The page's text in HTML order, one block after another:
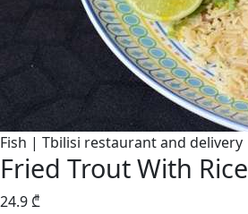
Fish | Tbilisi restaurant and delivery
Fried Trout With Rice
24.9₾